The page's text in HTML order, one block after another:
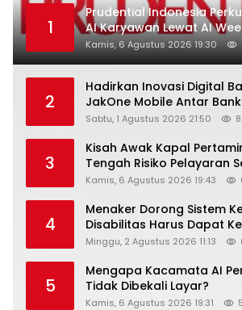
1
Prudential Indonesia
AI Karyawan Lewat AI
Kamis, 6 Agustus 2026 19:30
2
Hadirkan Inovasi Digital
JakOne Mobile Antar
Raih Digital Excellence
Sabtu, 1 Agustus 2026 21:50 8
3
Kisah Awak Kapal
Tengah Risiko Pelayaran
Kamis, 6 Agustus 2026 19:43
4
Menaker Dorong Sistem
Disabilitas Harus Dapat
Setara
Minggu, 2 Agustus 2026 11:13
5
Mengapa Kacamata AI
Tidak Dibekali Layar?
Kamis, 6 Agustus 2026 19:31 5